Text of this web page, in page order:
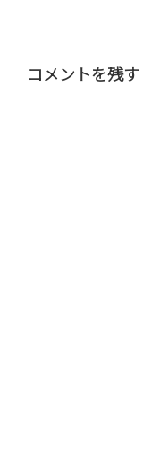
コメントを残す